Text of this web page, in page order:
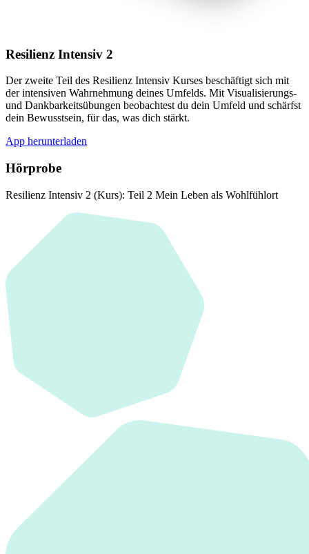
Resilienz Intensiv 2
Der zweite Teil des Resilienz Intensiv Kurses beschäftigt sich mit
der intensiven Wahrnehmung deines Umfelds. Mit Visualisierungs-
und Dankbarkeitsübungen beobachtest du dein Umfeld und schärfst
dein Bewusstsein, für das, was dich stärkt.
App herunterladen
Hörprobe
Resilienz Intensiv 2 (Kurs): Teil 2 Mein Leben als Wohlfühlort